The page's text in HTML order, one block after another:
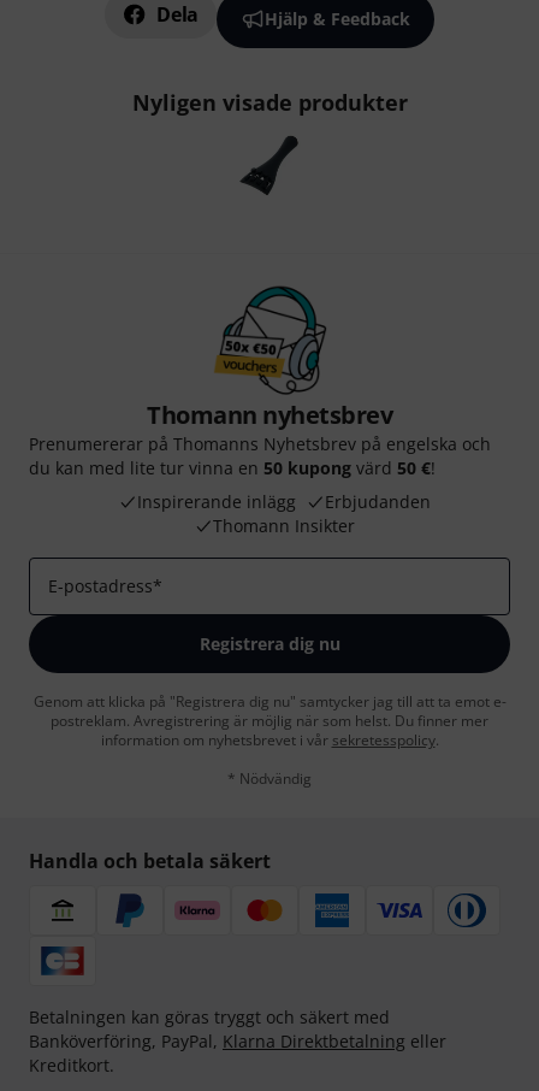
Dela Hjälp & Feedback
Nyligen visade produkter
Thomann nyhetsbrev
Prenumererar på Thomanns Nyhetsbrev på engelska och
du kan med lite tur vinna en 50 kupong värd 50 €!
Inspirerande inlägg
Erbjudanden
Thomann Insikter
E-postadress*
Registrera dig nu
Genom att klicka på "Registrera dig nu" samtycker jag till att ta emot e-
postreklam. Avregistrering är möjlig när som helst. Du finner mer
information om nyhetsbrevet i vår sekretesspolicy.
* Nödvändig
Handla och betala säkert
Betalningen kan göras tryggt och säkert med
Banköverföring, PayPal, Klarna Direktbetalning eller
Kreditkort.